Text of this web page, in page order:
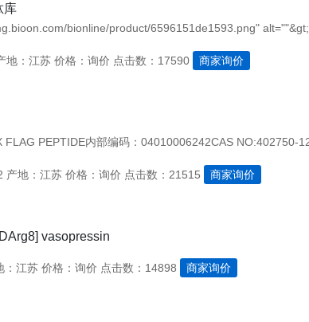
库
bionline/product/6596151de1593.png" alt=""&gt;
地：江苏 价格：询价 点击数：17590 商家询价
产地：江苏 价格：询价 点击数：21515 商家询价
vasopressin
：江苏 价格：询价 点击数：14898 商家询价